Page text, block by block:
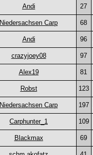
Andi 27
Niedersachsen Carp 68
Andi 96
crazyjoey08 97
Alex19 81
Robst 123
Niedersachsen Carp 197
Carphunter_1 109
Blackmax 69